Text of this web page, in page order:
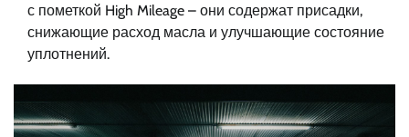
с пометкой High Mileage – они содержат присадки,
снижающие расход масла и улучшающие состояние
уплотнений.